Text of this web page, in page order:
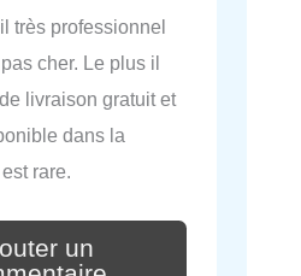
très professionnel
cher. Le plus il
livraison gratuit et
dans la
rare.
un